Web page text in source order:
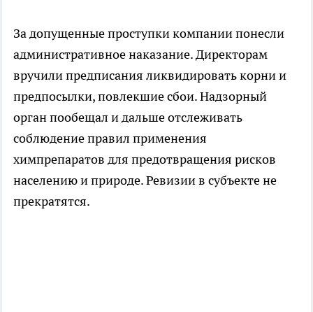
За допущенные проступки компании понесли
административное наказание. Директорам
вручили предписания ликвидировать корни и
предпосылки, повлекшие сбои. Надзорный
орган пообещал и дальше отслеживать
соблюдение правил применения
химпрепаратов для предотвращения рисков
населению и природе. Ревизии в субъекте не
прекратятся.